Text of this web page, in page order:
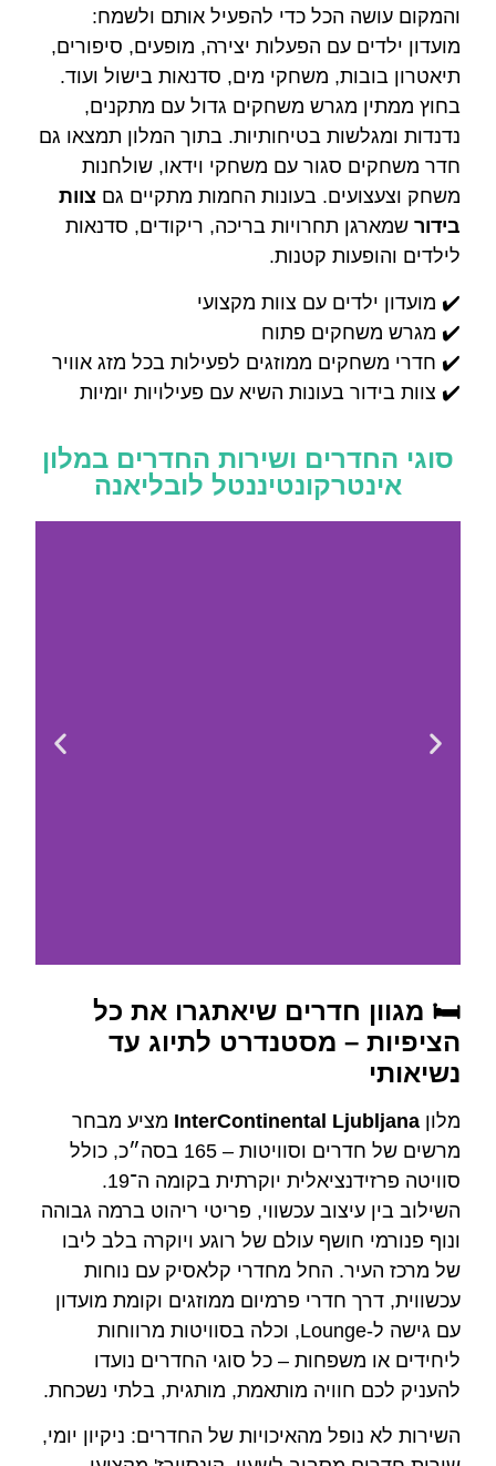
והמקום עושה הכל כדי להפעיל אותם ולשמח:
מועדון ילדים עם הפעלות יצירה, מופעים, סיפורים,
תיאטרון בובות, משחקי מים, סדנאות בישול ועוד.
בחוץ ממתין מגרש משחקים גדול עם מתקנים,
נדנדות ומגלשות בטיחותיות. בתוך המלון תמצאו גם
חדר משחקים סגור עם משחקי וידאו, שולחנות
משחק וצעצועים. בעונות החמות מתקיים גם צוות
בידור שמארגן תחרויות בריכה, ריקודים, סדנאות
לילדים והופעות קטנות.
✔️ מועדון ילדים עם צוות מקצועי
✔️ מגרש משחקים פתוח
✔️ חדרי משחקים ממוזגים לפעילות בכל מזג אוויר
✔️ צוות בידור בעונות השיא עם פעילויות יומיות
סוגי החדרים ושירות החדרים במלון
אינטרקונטיננטל לובליאנה
לחצו כאן -
להזמנת חדר
🛏️ מגוון חדרים שיאתגרו את כל
הציפיות – מסטנדרט לתיוג עד
נשיאותי
מלוןInterContinental Ljubljana מציע מבחר
מרשים של חדרים וסוויטות – 165 בסה״כ, כולל
סוויטה פרזידנציאלית יוקרתית בקומה ה־19.
השילוב בין עיצוב עכשווי, פריטי ריהוט ברמה גבוהה
ונוף פנורמי חושף עולם של רוגע ויוקרה בלב ליבו
של מרכז העיר. החל מחדרי קלאסיק עם נוחות
עכשווית, דרך חדרי פרמיום ממוזגים וקומת מועדון
עם גישה ל-Lounge, וכלה בסוויטות מרווחות
ליחידים או משפחות – כל סוגי החדרים נועדו
להעניק לכם חוויה מותאמת, מותגית, בלתי נשכחת.
השירות לא נופל מהאיכויות של החדרים: ניקיון יומי,